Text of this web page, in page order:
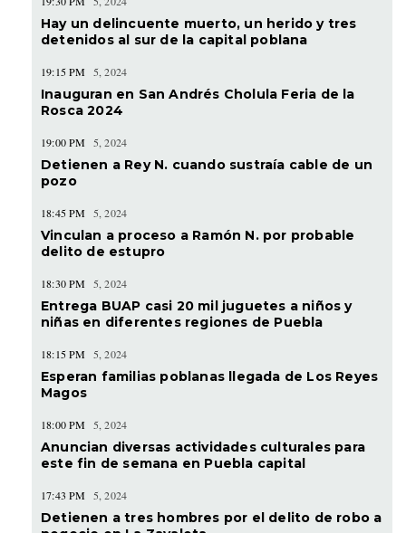
Hay un delincuente muerto, un herido y tres
detenidos al sur de la capital poblana
19:15 PM 5, 2024
Inauguran en San Andrés Cholula Feria de la
Rosca 2024
19:00 PM 5, 2024
Detienen a Rey N. cuando sustraía cable de un
pozo
18:45 PM 5, 2024
Vinculan a proceso a Ramón N. por probable
delito de estupro
18:30 PM 5, 2024
Entrega BUAP casi 20 mil juguetes a niños y
niñas en diferentes regiones de Puebla
18:15 PM 5, 2024
Esperan familias poblanas llegada de Los Reyes
Magos
18:00 PM 5, 2024
Anuncian diversas actividades culturales para
este fin de semana en Puebla capital
17:43 PM 5, 2024
Detienen a tres hombres por el delito de robo a